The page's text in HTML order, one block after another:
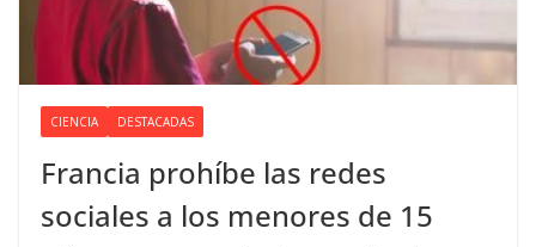
CIENCIA DESTACADAS
Francia prohíbe las redes
sociales a los menores de 15